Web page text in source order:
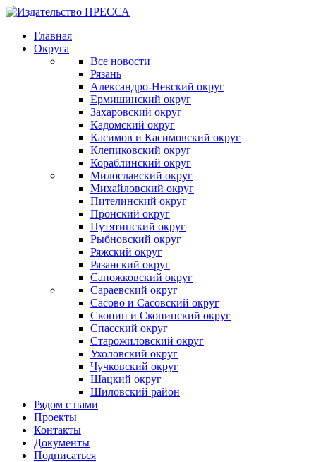
Главная
Округа
Все новости
Рязань
Александро-Невский округ
Ермишинский округ
Захаровский округ
Кадомский округ
Касимов и Касимовский округ
Клепиковский округ
Кораблинский округ
Милославский округ
Михайловский округ
Пителинский округ
Пронский округ
Путятинский округ
Рыбновский округ
Ряжский округ
Рязанский округ
Сапожковский округ
Сараевский округ
Сасово и Сасовский округ
Скопин и Скопинский округ
Спасский округ
Старожиловский округ
Ухоловский округ
Чучковский округ
Шацкий округ
Шиловский район
Рядом с нами
Проекты
Контакты
Документы
Подписаться